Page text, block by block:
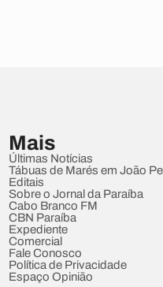
Mais
Últimas Notícias
Tábuas de Marés em João
Editais
Sobre o Jornal da Paraíba
Cabo Branco FM
CBN Paraíba
Expediente
Comercial
Fale Conosco
Política de Privacidade
Espaço Opinião